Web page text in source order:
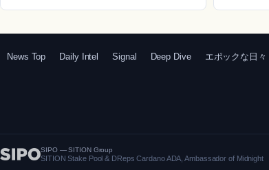
News Top Daily Intel Signal Deep Dive エポックな日々
SIPO — SITION Group
SITION Stake Pool & DReps Cardano ADA, Ambassador of Midnight